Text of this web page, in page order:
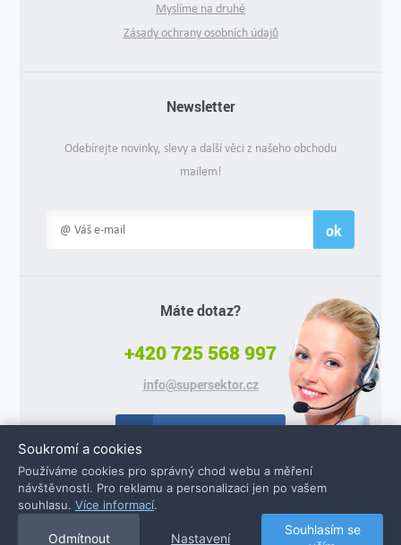
Myslíme na druhé
Zásady ochrany osobních údajů
Newsletter
Odebírejte novinky, slevy a další věci z našeho obchodu
mailem!
ok
Máte dotaz?
+420 725 568 997
info@supersektor.cz
© 2026 Supersektor.cz - všechna práva vyhrazena
Soukromí a cookies
Používáme cookies pro správný chod webu a měření
návštěvnosti. Pro reklamu a personalizaci jen po vašem
souhlasu. Více informací.
Odmítnout Nastavení
Souhlasím se